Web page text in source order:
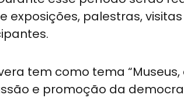
exposições, palestras,
tem como tema
e promoção da